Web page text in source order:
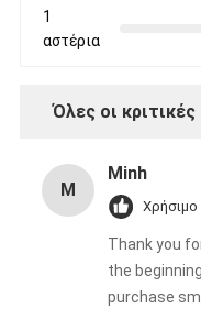
1
αστέρια
Όλες οι κριτικές
M
Minh
Χρήσιμο
Thank you
the
purchase